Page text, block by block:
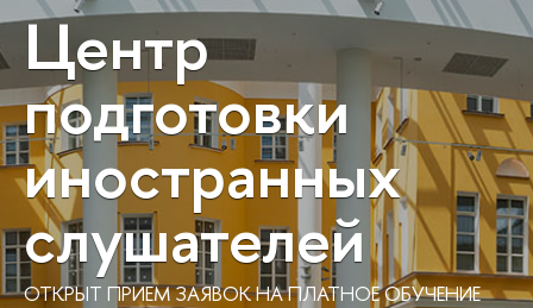
Центр
подготовки
иностранных
слушателей
ОТКРЫТ ПРИЕМ ЗАЯВОК НА ПЛАТНОЕ ОБУЧЕНИЕ